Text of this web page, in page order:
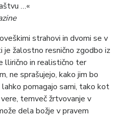
…«
strahovi in dvomi se v
je žalostno resnično zgodbo iz
llirično in realistično ter
ne sprašujejo, kako jim bo
pomagajo sami, tako kot
temveč žrtvovanje v
dela božje v pravem